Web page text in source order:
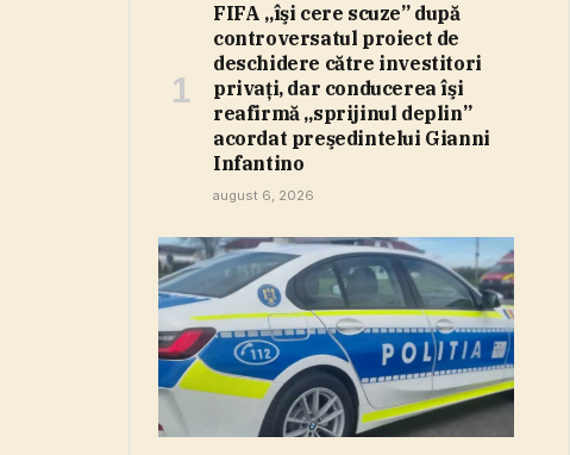
FIFA „îşi cere scuze” după
controversatul proiect de
deschidere către investitori
privaţi, dar conducerea îşi
reafirmă „sprijinul deplin”
acordat preşedintelui Gianni
Infantino
august 6, 2026